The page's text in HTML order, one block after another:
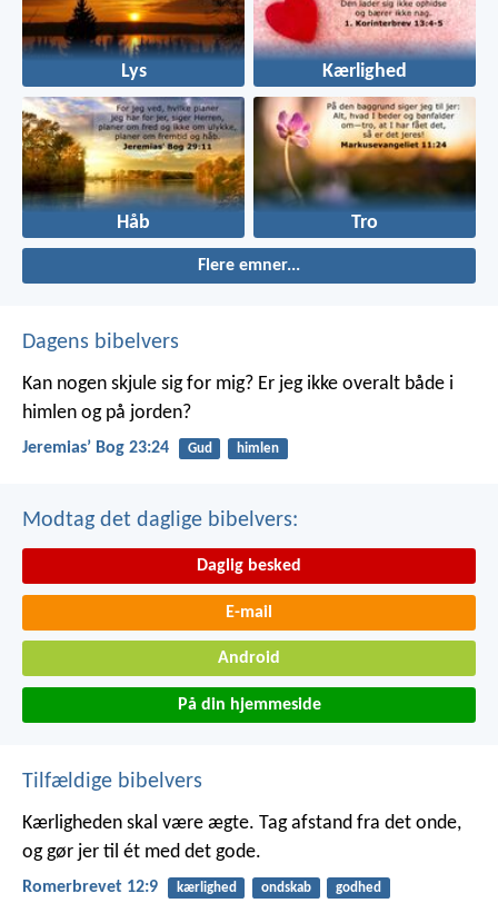
Lys Kærlighed
Håb Tro
Flere emner...
Dagens bibelvers
Kan nogen skjule sig for mig? Er jeg ikke overalt både i
himlen og på jorden?
Jeremiasʼ Bog 23:24 Gud himlen
Modtag det daglige bibelvers:
Daglig besked
E-mail
Android
På din hjemmeside
Tilfældige bibelvers
Kærligheden skal være ægte. Tag afstand fra det onde,
og gør jer til ét med det gode.
Romerbrevet 12:9 kærlighed ondskab godhed